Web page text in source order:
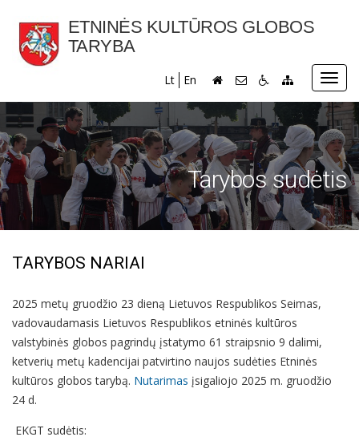
ETNINĖS KULTŪROS GLOBOS
TARYBA
Lt En
Tarybos sudėtis
TARYBOS NARIAI
2025 metų gruodžio 23 dieną Lietuvos Respublikos Seimas,
vadovaudamasis Lietuvos Respublikos etninės kultūros
valstybinės globos pagrindų įstatymo 61 straipsnio 9 dalimi,
ketverių metų kadencijai patvirtino naujos sudėties Etninės
kultūros globos tarybą. Nutarimas įsigaliojo 2025 m. gruodžio
24 d.
EKGT sudėtis: